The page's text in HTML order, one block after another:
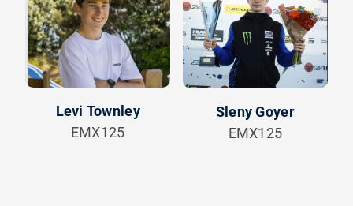
Levi Townley
EMX125
Sleny Goyer
EMX125